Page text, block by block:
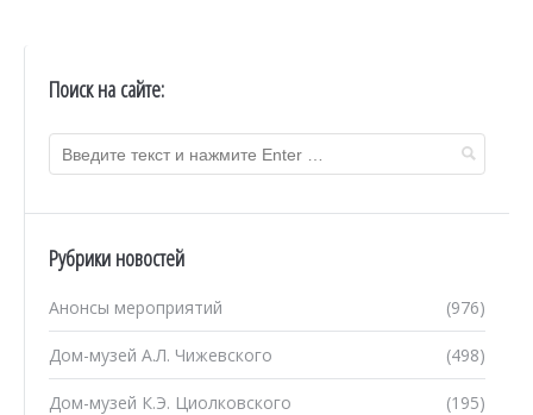
Поиск на сайте:
Рубрики новостей
(976)
Анонсы мероприятий
(498)
Дом-музей А.Л. Чижевского
(195)
Дом-музей К.Э. Циолковского